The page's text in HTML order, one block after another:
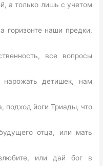
а только лишь с учетом
горизонте наши предки,
все вопросы
детишек, нам
подход йоги Триады, что
отца, или мать
или дай бог в